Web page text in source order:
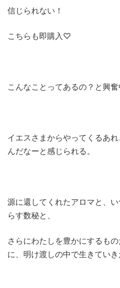
信じられない！
こちらも即購入♡
こんなことってあるの？と興
イエスさまからやってくるあ
んだなーと感じられる。
源に還してくれたアロマと、
らす数秘と、
さらにわたしを豊かにするも
に、明け渡しの中で生きていき